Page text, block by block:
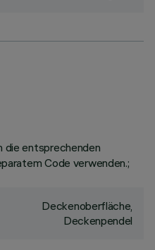
die entsprechenden
Code verwenden.;
Deckenoberfläche,
Deckenpendel